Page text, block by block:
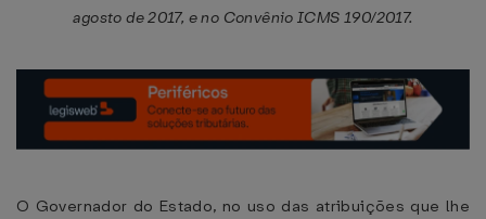
agosto de 2017, e no Convênio ICMS 190/2017.
O Governador do Estado, no uso das atribuições que lhe